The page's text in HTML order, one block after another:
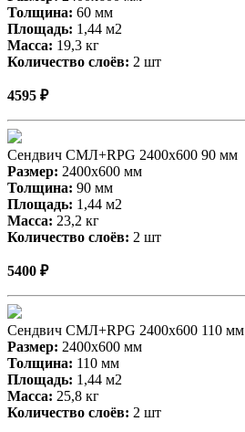
Толщина: 60 мм
Площадь: 1,44 м2
Масса: 19,3 кг
Количество слоёв: 2 шт
4595 ₽
Сендвич СМЛ+RPG 2400х600 90 мм
Размер: 2400х600 мм
Толщина: 90 мм
Площадь: 1,44 м2
Масса: 23,2 кг
Количество слоёв: 2 шт
5400 ₽
Сендвич СМЛ+RPG 2400х600 110 мм
Размер: 2400х600 мм
Толщина: 110 мм
Площадь: 1,44 м2
Масса: 25,8 кг
Количество слоёв: 2 шт